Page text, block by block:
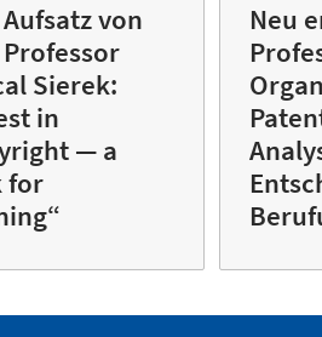
von
Sierek:
in
— a
for
Neu